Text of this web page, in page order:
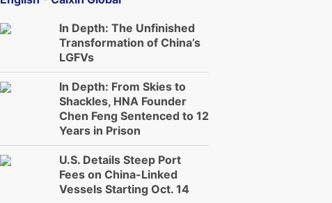
In Depth: The Unfinished
Transformation of China’s
LGFVs
In Depth: From Skies to
Shackles, HNA Founder
Chen Feng Sentenced to 12
Years in Prison
U.S. Details Steep Port
Fees on China-Linked
Vessels Starting Oct. 14